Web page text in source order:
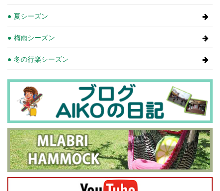
夏シーズン
梅雨シーズン
冬の行楽シーズン